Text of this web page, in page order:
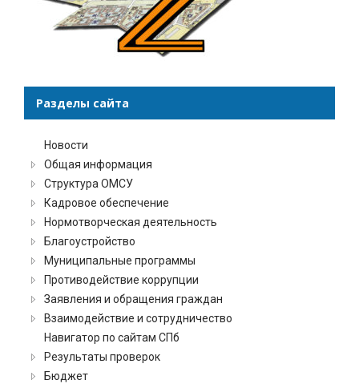
Разделы сайта
Новости
Общая информация
Структура ОМСУ
Кадровое обеспечение
Нормотворческая деятельность
Благоустройство
Муниципальные программы
Противодействие коррупции
Заявления и обращения граждан
Взаимодействие и сотрудничество
Навигатор по сайтам СПб
Результаты проверок
Бюджет